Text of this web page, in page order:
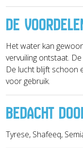
DE
Het water kan
vervuiling ontstaat.
De lucht blijft schoon
voor gebruik.
BEDACHT
Tyrese, Shafeeq,